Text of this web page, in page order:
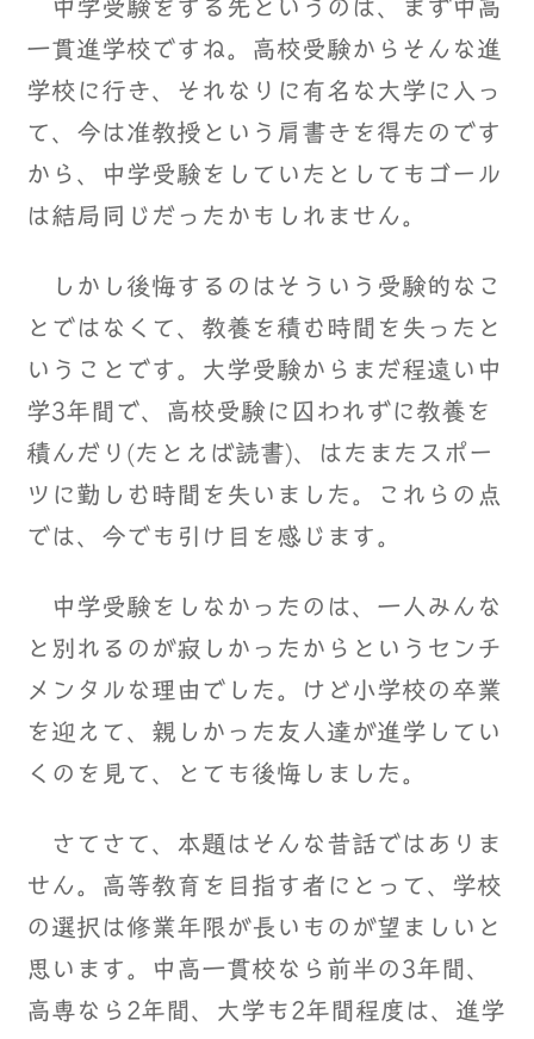
中学受験をする先というのは、まず中高
一貫進学校ですね。高校受験からそんな進
学校に行き、それなりに有名な大学に入っ
て、今は准教授という肩書きを得たのです
から、中学受験をしていたとしてもゴール
は結局同じだったかもしれません。
しかし後悔するのはそういう受験的なこ
とではなくて、教養を積む時間を失ったと
いうことです。大学受験からまだ程遠い中
学3年間で、高校受験に囚われずに教養を
積んだり(たとえば読書)、はたまたスポー
ツに勤しむ時間を失いました。これらの点
では、今でも引け目を感じます。
中学受験をしなかったのは、一人みんな
と別れるのが寂しかったからというセンチ
メンタルな理由でした。けど小学校の卒業
を迎えて、親しかった友人達が進学してい
くのを見て、とても後悔しました。
さてさて、本題はそんな昔話ではありま
せん。高等教育を目指す者にとって、学校
の選択は修業年限が長いものが望ましいと
思います。中高一貫校なら前半の3年間、
高専なら2年間、大学も2年間程度は、進学